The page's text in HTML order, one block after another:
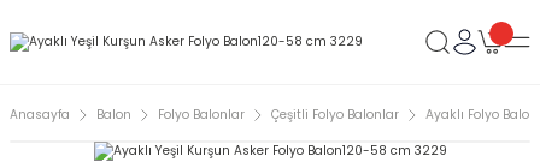
Anasayfa Balon Folyo Balonlar Çeşitli Folyo Balonlar Ayaklı Folyo